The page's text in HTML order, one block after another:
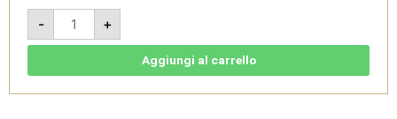
-
Sinarra
2020
rosso
naturale
Rosso
+
Aggiungi al carrello